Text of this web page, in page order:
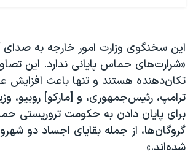
این سخنگوی وزارت امور خارجه به صدای
«شرارت‌های حماس پایانی ندارد. این
تکان‌دهنده هستند و تنها باعث افزایش
ترامپ، رئیس‌جمهوری، و [مارکو] روبیو،
برای پایان دادن به حکومت تروریستی
گروگان‌ها، از جمله بقایای اجساد دو
شده‌اند.»